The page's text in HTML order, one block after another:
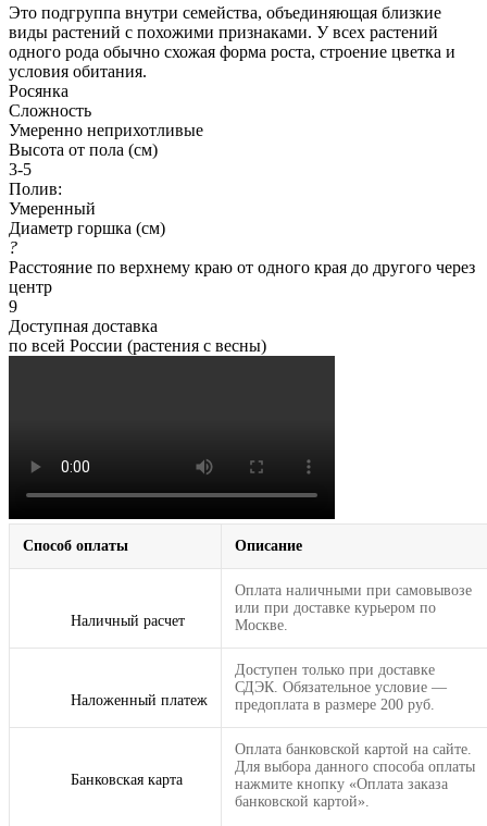
Это подгруппа внутри семейства, объединяющая близкие
виды растений с похожими признаками. У всех растений
одного рода обычно схожая форма роста, строение цветка и
условия обитания.
Росянка
Сложность
Умеренно неприхотливые
Высота от пола (см)
3-5
Полив:
Умеренный
Диаметр горшка (см)
?
Расстояние по верхнему краю от одного края до другого через
центр
9
Доступная доставка
по всей России (растения с весны)
Способ оплаты Описание
Наличный расчет
Оплата наличными при самовывозе
или при доставке курьером по
Москве.
Наложенный платеж
Доступен только при доставке
СДЭК. Обязательное условие —
предоплата в размере 200 руб.
Банковская карта
Оплата банковской картой на сайте.
Для выбора данного способа оплаты
нажмите кнопку «Оплата заказа
банковской картой».